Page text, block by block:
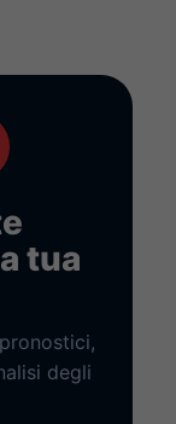
tua
degli